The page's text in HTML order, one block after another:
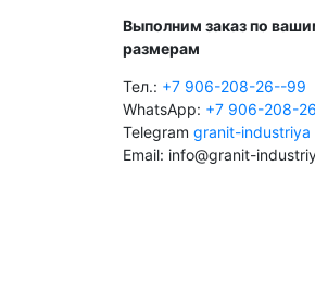
Выполним заказ по
размерам
Тел.: +7 906-208-26--99
WhatsApp: +7 906-208-
Telegram granit-industriya
Email: info@granit-